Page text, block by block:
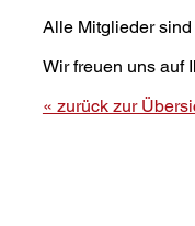
Alle Mitglieder
Wir freuen uns auf
« zurück zur